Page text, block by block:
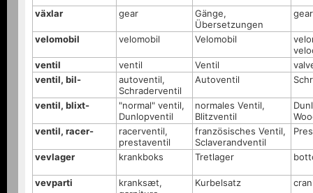
växlar gear
Gänge,
Übersetzungen
velomobil velomobil Velomobil
ventil
ventil Ventil
ventil, bil-
autoventil,
Schraderventil
Autoventil
ventil, blixt-
"normal" ventil,
Dunlopventil
normales Ventil,
Blitzventil
ventil, racer-
racerventil,
prestaventil
französisches Ventil,
Sclaverandventil
vevlager krankboks Tretlager
vevparti
kranksæt,
Kurbelsatz